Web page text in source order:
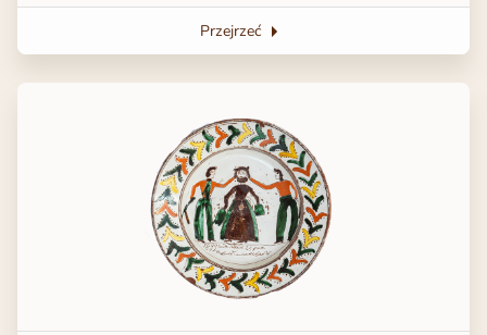
Przejrzeć